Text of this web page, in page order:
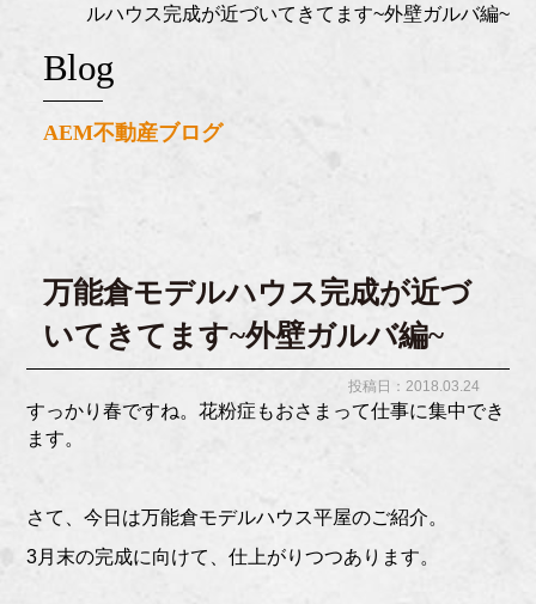
ルハウス完成が近づいてきてます~外壁ガルバ編~
blog
AEM不動産ブログ
万能倉モデルハウス完成が近づ
いてきてます~外壁ガルバ編~
投稿日：2018.03.24
すっかり春ですね。花粉症もおさまって仕事に集中でき
ます。
さて、今日は万能倉モデルハウス平屋のご紹介。
3月末の完成に向けて、仕上がりつつあります。